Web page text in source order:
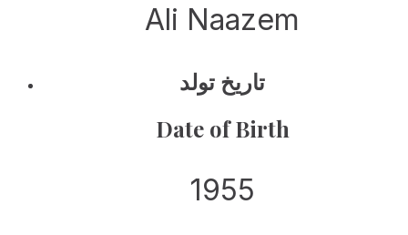
Ali Naazem
تاریخ تولد
Date of Birth
1955